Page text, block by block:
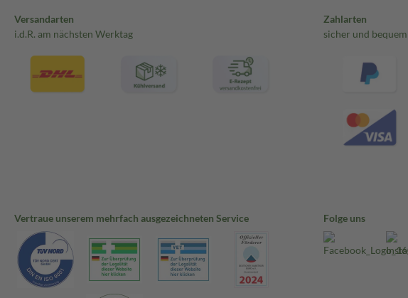
Versandarten
i.d.R. am nächsten Werktag
Zahlarten
sicher und bequem
Vertraue unserem mehrfach ausgezeichneten Service Folge uns